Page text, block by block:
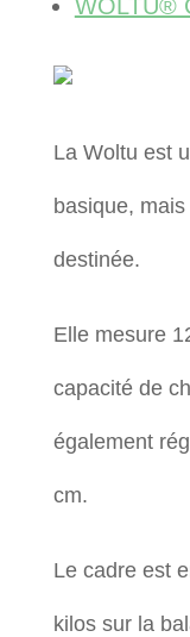
WOLTU®
La Woltu est
basique,
destinée.
Elle mesure
capacité de
également
cm.
Le cadre est
kilos sur la